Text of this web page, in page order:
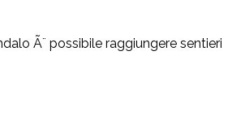
Ã¨ possibile raggiungere sentieri